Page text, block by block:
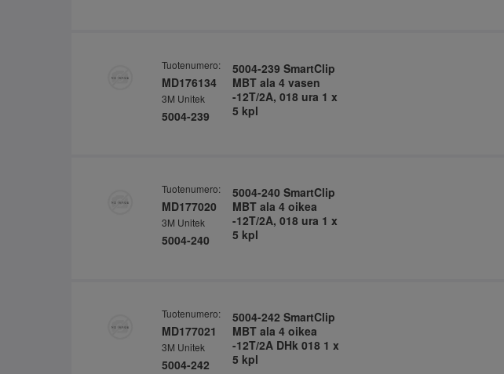
Tuotenumero:
MD176134
3M Unitek
5004-239
5004-239 SmartClip
MBT ala 4 vasen
-12T/2A, 018 ura 1 x
5 kpl
Tuotenumero:
MD177020
3M Unitek
5004-240
5004-240 SmartClip
MBT ala 4 oikea
-12T/2A, 018 ura 1 x
5 kpl
Tuotenumero:
MD177021
3M Unitek
5004-242
5004-242 SmartClip
MBT ala 4 oikea
-12T/2A DHk 018 1 x
5 kpl